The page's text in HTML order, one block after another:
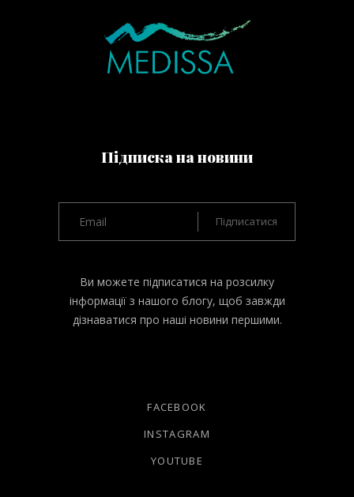
Підписка на новини
Ви можете підписатися на розсилку
інформації з нашого блогу, щоб завжди
дізнаватися про наші новини першими.
FACEBOOK
INSTAGRAM
YOUTUBE